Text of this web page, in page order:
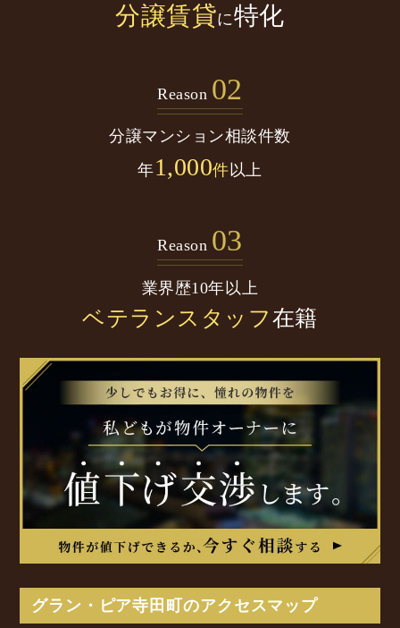
分譲賃貸に特化
Reason 02
分譲マンション相談件数
年1,000件以上
Reason 03
業界歴10年以上
ベテランスタッフ在籍
グラン・ピア寺田町のアクセスマップ